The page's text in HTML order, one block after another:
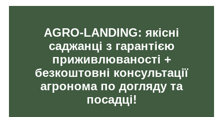
AGRO-LANDING: якісні
саджанці з гарантією
приживлюваності +
безкоштовні консультації
агронома по догляду та
посадці!